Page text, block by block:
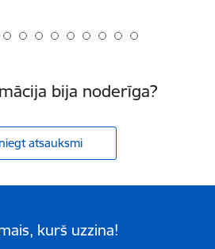
bija noderīga?
atsauksmi
kurš uzzina!